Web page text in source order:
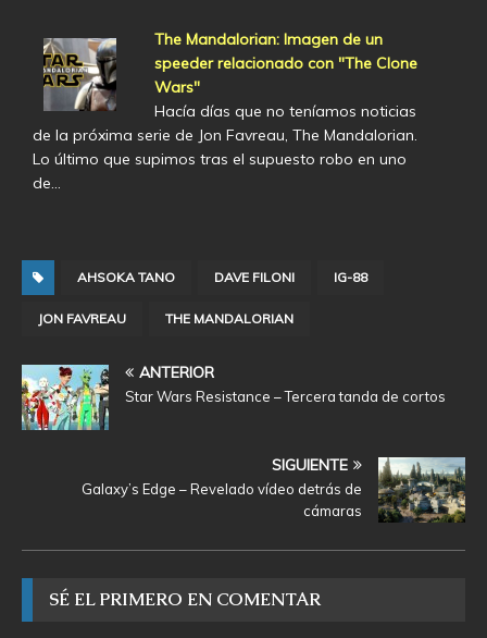
The Mandalorian: Imagen de un
speeder relacionado con "The Clone
Wars"
Hacía días que no teníamos noticias
de la próxima serie de Jon Favreau, The Mandalorian.
Lo último que supimos tras el supuesto robo en uno
de…
AHSOKA TANO DAVE FILONI IG-88
JON FAVREAU THE MANDALORIAN
ANTERIOR
Star Wars Resistance – Tercera tanda de cortos
SIGUIENTE
Galaxy’s Edge – Revelado vídeo detrás de
cámaras
SÉ EL PRIMERO EN COMENTAR